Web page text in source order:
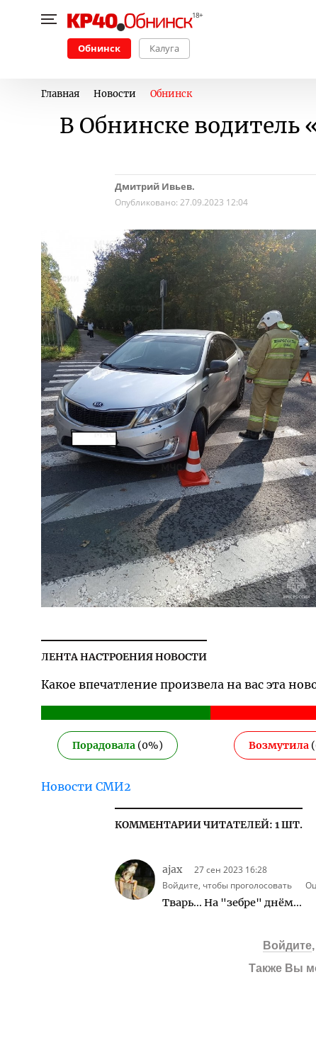
Обнинск Калуга
Главная Новости Обнинск
В Обнинске водитель
Дмитрий Ивьев.
Опубликовано: 27.09.2023 12:04
ЛЕНТА НАСТРОЕНИЯ НОВОСТИ
Какое впечатление произвела на вас эта
Порадовала (0%) Возмутила (
Новости СМИ2
КОММЕНТАРИИ ЧИТАТЕЛЕЙ: 1 ШТ.
ajax
27 сен 2023 16:28
Войдите, чтобы проголосовать
Тварь... На "зебре" днём...
Войдите
Также Вы